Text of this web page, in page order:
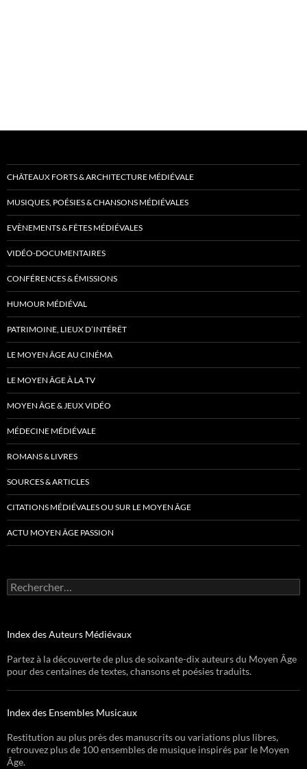
CHÂTEAUX FORTS & ARCHITECTURE MÉDIÉVALE
MUSIQUES, POÉSIES & CHANSONS MÉDIÉVALES
EVÈNEMENTS & FÊTES MÉDIÉVALES
VIDÉO-DOCUMENTAIRES
CONFÉRENCES & ÉMISSIONS
HUMOUR MÉDIÉVAL
PATRIMOINE, LIEUX D’INTÉRÊT
LE MOYEN ÂGE AU CINÉMA
LE MOYEN ÂGE À LA TV
MOYEN ÂGE & JEUX VIDÉO
MÉDECINE MÉDIÉVALE
ROMANS & LIVRES
SOURCES & ARTICLES
CITATIONS MÉDIÉVALES OU SUR LE MOYEN ÂGE
ACTU MOYEN ÂGE PASSION
Rechercher :
Index des Auteurs Médiévaux
Partez à la découverte de plus de soixante-dix auteurs du Moyen Âge
pour des centaines de textes, chansons et poésies traduits.
Index des Ensembles Musicaux
Restitution au plus près des manuscrits ou variations plus libres,
retrouvez plus de 100 ensembles de musique inspirés par le Moyen
Âge.